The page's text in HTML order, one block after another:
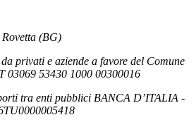
(BG)
privati e aziende a favore del Comune
03069 53430 1000 00300016
tra enti pubblici BANCA D’ITALIA -